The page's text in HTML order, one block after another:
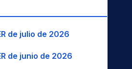
de julio de 2026
de junio de 2026